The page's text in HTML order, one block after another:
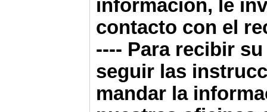
información, le
contacto con el
---- Para recibir
seguir las
mandar la